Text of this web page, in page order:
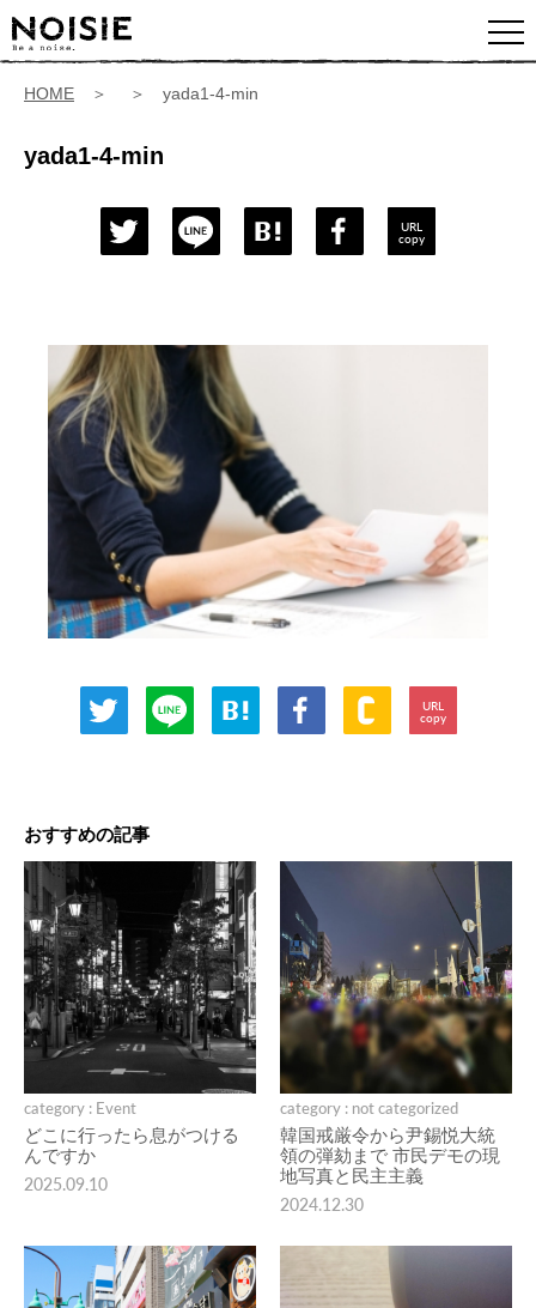
HOME ＞ ＞ yada1-4-min
yada1-4-min
URL
copy
URL
copy
おすすめの記事
category : Event
どこに行ったら息がつける
んですか
2025.09.10
category : not categorized
韓国戒厳令から尹錫悦大統
領の弾劾まで 市民デモの現
地写真と民主主義
2024.12.30